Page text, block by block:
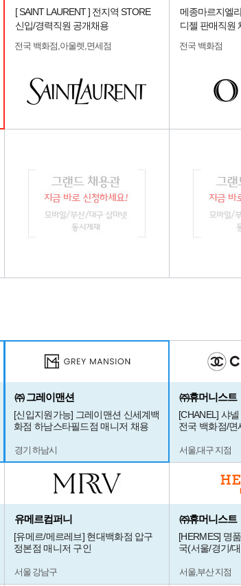
[ SAINT LAURENT ] 전지역 STORE
신입/경력직원 공개채용
전국 백화점,아울렛,면세점
메종마르지엘
디젤 판매직원
전국 백화점
㈜ 그레이맨션
[신입지원가능] 그레이맨션 신세계백
화점 하남스타필드점 매니저 채용
경기 하남시
㈜휴머니스트
[CHANEL] 샤
전국 백화점/
서울,대구 지점
유메르컴퍼니
[유메르/메르레브] 현대백화점 압구
정본점 매니저 구인
서울 강남구
㈜휴머니스트
[HERMES] 명
국(서울/경기/
서울,부산 지점